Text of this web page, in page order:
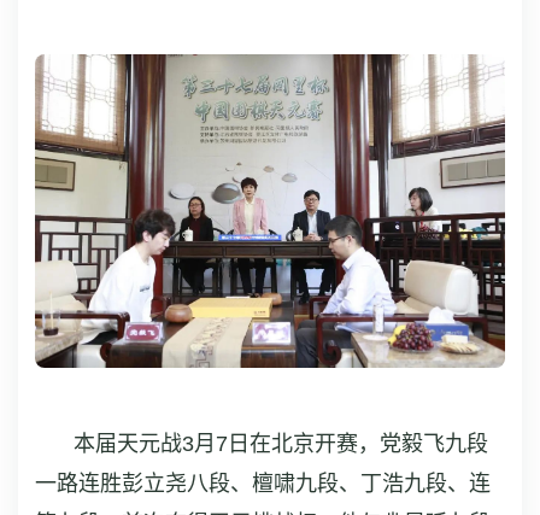
本届天元战3月7日在北京开赛，党毅飞九段
一路连胜彭立尧八段、檀啸九段、丁浩九段、连